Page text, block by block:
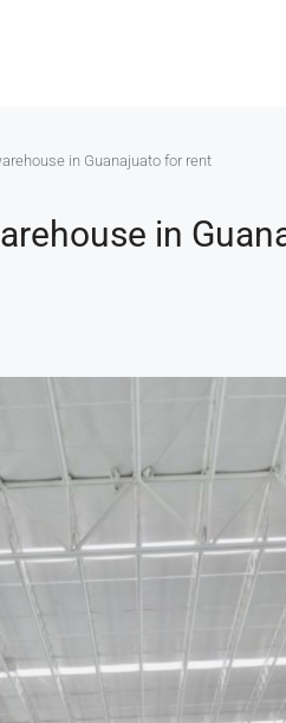
in Guanajuato for rent
in